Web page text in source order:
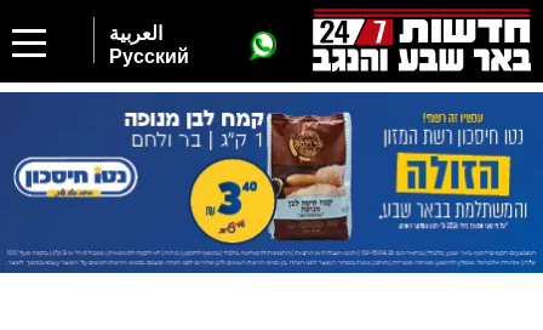
العربية
Русский